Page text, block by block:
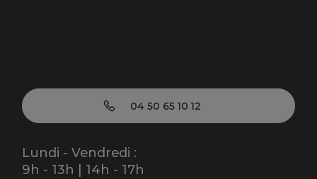
04 50 65 10 12
Lundi - Vendredi :
9h - 13h | 14h - 17h